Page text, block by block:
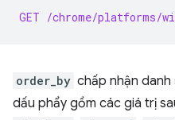
GET /chrome/platforms/
order_by chấp nhận
dấu phẩy gồm các giá trị